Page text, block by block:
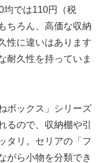
均では110円（税
ちろん、高価な収納
性に違いはあります
耐久性を持っていま
ボックス」シリーズ
るので、収納棚や引
タリ。セリアの「フ
がら小物を分類でき